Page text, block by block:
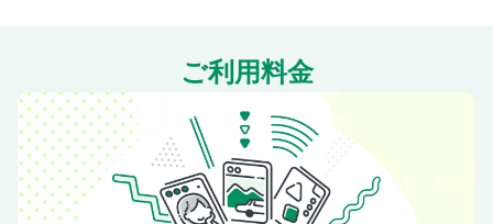
ご利用料金